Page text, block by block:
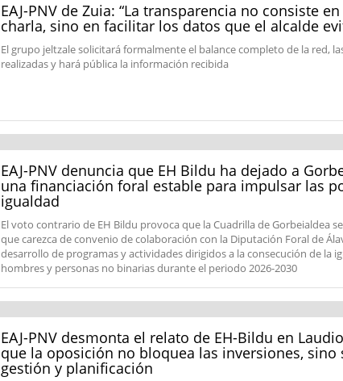
EAJ-PNV de Zuia: “La transparencia no consiste
charla, sino en facilitar los datos que el alcalde
El grupo jeltzale solicitará formalmente el balance completo de la red,
realizadas y hará pública la información recibida
EAJ-PNV denuncia que EH Bildu ha dejado a
una financiación foral estable para impulsar las
igualdad
El voto contrario de EH Bildu provoca que la Cuadrilla de Gorbeialdea
que carezca de convenio de colaboración con la Diputación Foral de
desarrollo de programas y actividades dirigidos a la consecución de la
hombres y personas no binarias durante el periodo 2026-2030
EAJ-PNV desmonta el relato de EH-Bildu en
que la oposición no bloquea las inversiones, sino
gestión y planificación